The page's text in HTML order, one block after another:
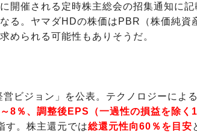
開催される定時株主総会の招集通知に記
る。ヤマダHDの株価はPBR（株価純資
められる可能性もありそうだ。
ビジョン」を公表。テクノロジーによ
8％、調整後EPS（一過性の損益を除く
す。株主還元では総還元性向60％を目安